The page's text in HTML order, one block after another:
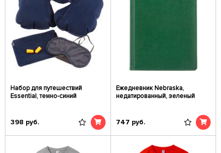
Набор для путешествий
Essential, темно-синий
398 руб.
Ежедневник Nebraska,
недатированный, зеленый
747 руб.